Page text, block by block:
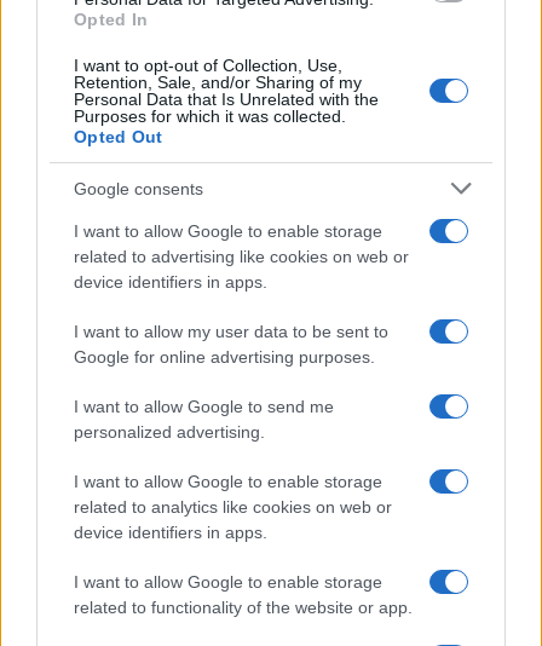
Opted In
I want to opt-out of Collection, Use,
Retention, Sale, and/or Sharing of my
Personal Data that Is Unrelated with the
Purposes for which it was collected.
Opted Out
Google consents
I want to allow Google to enable storage
related to advertising like cookies on web or
device identifiers in apps.
I want to allow my user data to be sent to
Google for online advertising purposes.
I want to allow Google to send me
personalized advertising.
I want to allow Google to enable storage
related to analytics like cookies on web or
device identifiers in apps.
I want to allow Google to enable storage
related to functionality of the website or app.
dimostrare capacità di ascolto e di azione,
In definitiva, queste elezioni municipali sono molto
più di un semplice appuntamento elettorale: sono il
riflesso di una comunità che vuole essere
protagonista del proprio futuro, con la speranza che
attraverso il voto si possa avviare un percorso di
miglioramento significativo per la Capitale e i suoi
abitanti.
Fonte:articolo originale.
Precedente
Roma Est in rivolta:
linea Termini-
Centocelle mette
in crisi la mobilità
sfiducia: il caso
dell’agente che ha